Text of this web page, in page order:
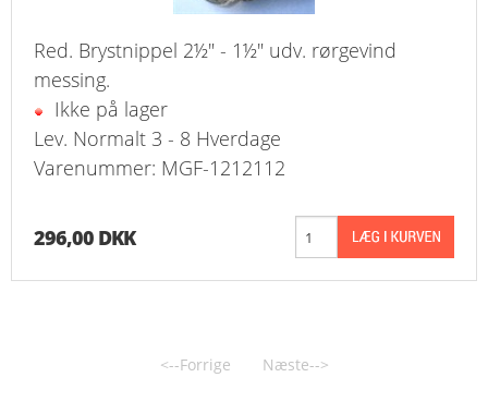
Red. Brystnippel 2½" - 1½" udv. rørgevind
messing.
Ikke på lager
Lev. Normalt 3 - 8 Hverdage
Varenummer: MGF-1212112
296,00 DKK
<--Forrige Næste-->